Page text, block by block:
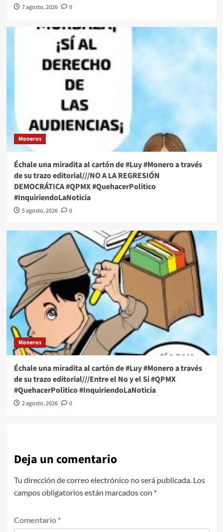
7 agosto, 2026 0
Moneros
Échale una miradita al cartón de #Luy #Monero a través
de su trazo editorial///NO A LA REGRESIÓN
DEMOCRÁTICA #QPMX #QuehacerPolitico
#InquiriendoLaNoticia
5 agosto, 2026 0
Moneros
Échale una miradita al cartón de #Luy #Monero a través
de su trazo editorial///Entre el No y el Si #QPMX
#QuehacerPolitico #InquiriendoLaNoticia
2 agosto, 2026 0
Deja un comentario
Tu dirección de correo electrónico no será publicada. Los
campos obligatorios están marcados con *
Comentario *